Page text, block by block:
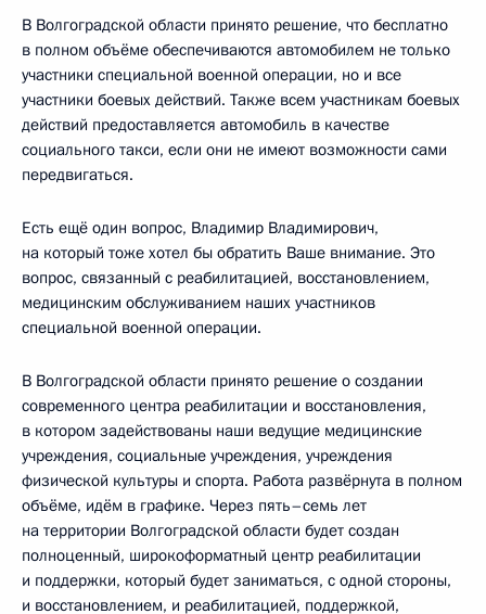
В Волгоградской области принято решение, что бесплатно
в полном объёме обеспечиваются автомобилем не только
участники специальной военной операции, но и все
участники боевых действий. Также всем участникам боевых
действий предоставляется автомобиль в качестве
социального такси, если они не имеют возможности сами
передвигаться.
Есть ещё один вопрос, Владимир Владимирович,
на который тоже хотел бы обратить Ваше внимание. Это
вопрос, связанный с реабилитацией, восстановлением,
медицинским обслуживанием наших участников
специальной военной операции.
В Волгоградской области принято решение о создании
современного центра реабилитации и восстановления,
в котором задействованы наши ведущие медицинские
учреждения, социальные учреждения, учреждения
физической культуры и спорта. Работа развёрнута в полном
объёме, идём в графике. Через пять–семь лет
на территории Волгоградской области будет создан
полноценный, широкоформатный центр реабилитации
и поддержки, который будет заниматься, с одной стороны,
и восстановлением, и реабилитацией, поддержкой,